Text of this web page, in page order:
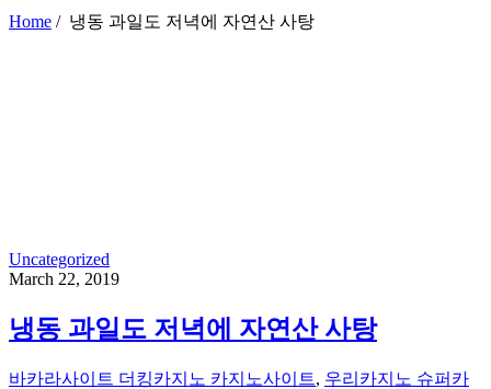
Home / 냉동 과일도 저녁에 자연산 사탕
Uncategorized
March 22, 2019
냉동 과일도 저녁에 자연산 사탕
바카라사이트 더킹카지노 카지노사이트, 우리카지노 슈퍼카